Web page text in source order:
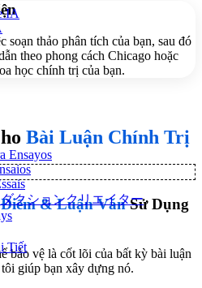
IA
Ensayos
クションクリエイター
Tiết
thảo phân tích của bạn, sau đó
theo phong cách Chicago hoặc
học chính trị của bạn.
Bài Luận Chính Trị
& Luận VănSử Dụng
bảo vệ là cốt lõi của bất kỳ bài luận
giúp bạn xây dựng nó.